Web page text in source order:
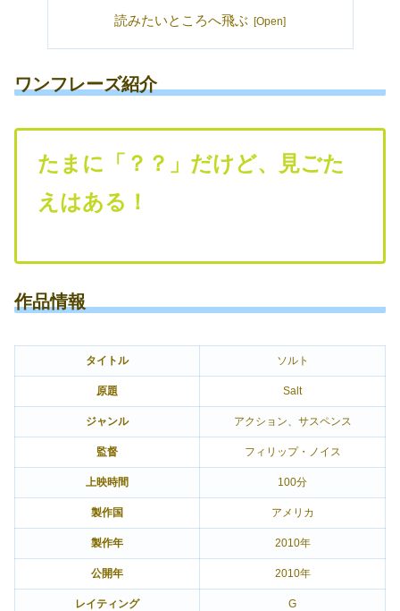
読みたいところへ飛ぶ
ワンフレーズ紹介
たまに「？？」だけど、見ごた
えはある！
作品情報
タイトル ソルト
原題 Salt
ジャンル アクション、サスペンス
監督 フィリップ・ノイス
上映時間 100分
製作国 アメリカ
製作年 2010年
公開年 2010年
レイティング G